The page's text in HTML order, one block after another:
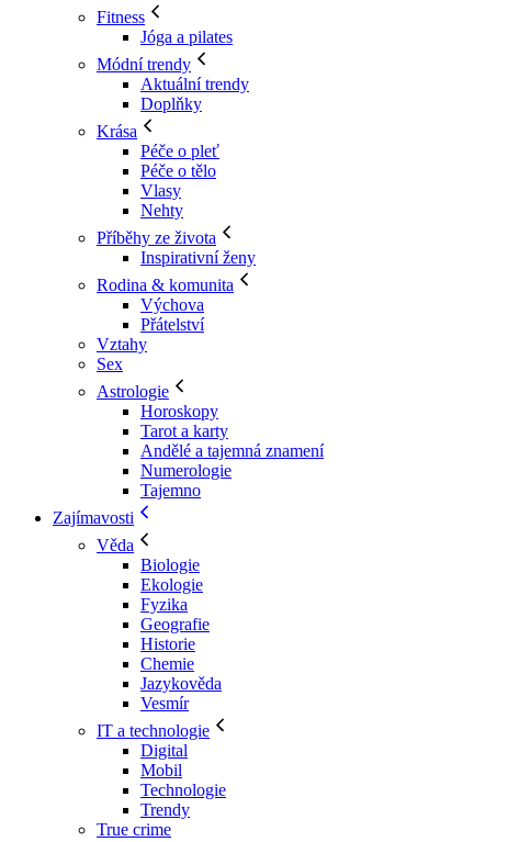
Fitness
Jóga a pilates
Módní trendy
Aktuální trendy
Doplňky
Krása
Péče o pleť
Péče o tělo
Vlasy
Nehty
Příběhy ze života
Inspirativní ženy
Rodina & komunita
Výchova
Přátelství
Vztahy
Sex
Astrologie
Horoskopy
Tarot a karty
Andělé a tajemná znamení
Numerologie
Tajemno
Zajímavosti
Věda
Biologie
Ekologie
Fyzika
Geografie
Historie
Chemie
Jazykověda
Vesmír
IT a technologie
Digital
Mobil
Technologie
Trendy
True crime